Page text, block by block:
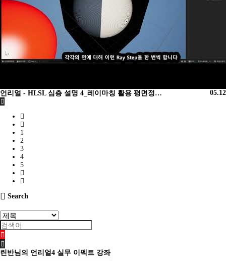
05.12
언리얼 - HLSL 심층 설명 4_레이마칭 활용 평면정…
1
2
3
4
5
Search
린반님의 언리얼4 실무 이펙트 강좌